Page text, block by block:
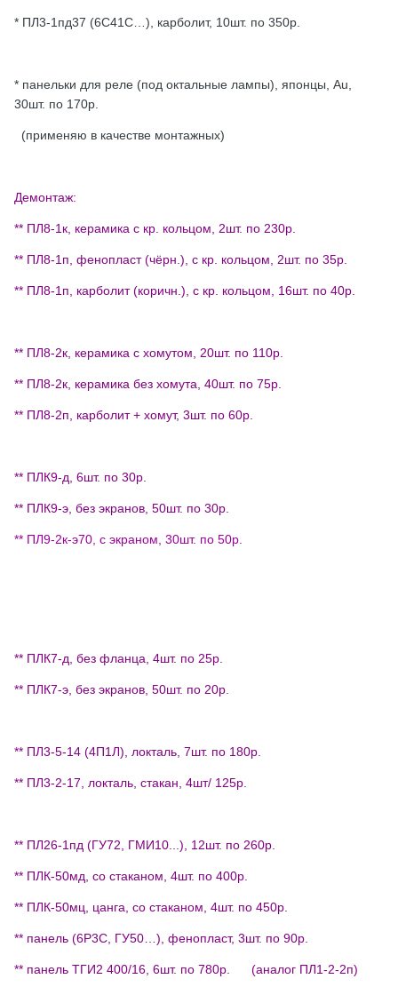
* ПЛ3-1пд37 (6С41С…), карболит, 10шт. по 350р.
* панельки для реле (под октальные лампы), японцы, Au,
30шт. по 170р.
(применяю в качестве монтажных)
Демонтаж:
** ПЛ8-1к, керамика с кр. кольцом, 2шт. по 230р.
** ПЛ8-1п, фенопласт (чёрн.), с кр. кольцом, 2шт. по 35р.
** ПЛ8-1п, карболит (коричн.), с кр. кольцом, 16шт. по 40р.
** ПЛ8-2к, керамика с хомутом, 20шт. по 110р.
** ПЛ8-2к, керамика без хомута, 40шт. по 75р.
** ПЛ8-2п, карболит + хомут, 3шт. по 60р.
** ПЛК9-д, 6шт. по 30р.
** ПЛК9-э, без экранов, 50шт. по 30р.
** ПЛ9-2к-э70, с экраном, 30шт. по 50р.
** ПЛК7-д, без фланца, 4шт. по 25р.
** ПЛК7-э, без экранов, 50шт. по 20р.
** ПЛ3-5-14 (4П1Л), локталь, 7шт. по 180р.
** ПЛ3-2-17, локталь, стакан, 4шт/ 125р.
** ПЛ26-1пд (ГУ72, ГМИ10...), 12шт. по 260р.
** ПЛК-50мд, со стаканом, 4шт. по 400р.
** ПЛК-50мц, цанга, со стаканом, 4шт. по 450р.
** панель (6Р3С, ГУ50…), фенопласт, 3шт. по 90р.
** панель ТГИ2 400/16, 6шт. по 780р. (аналог ПЛ1-2-2п)